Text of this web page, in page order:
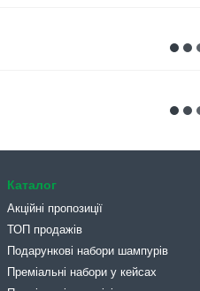
Каталог
Акційні пропозиції
ТОП продажів
Подарункові набори шампурів
Преміальні набори у кейсах